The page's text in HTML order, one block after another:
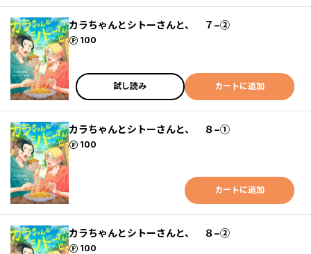
カラちゃんとシトーさんと、 ７−②
100
ポイント
試し読み カートに追加
カラちゃんとシトーさんと、 ８−①
100
ポイント
カートに追加
カラちゃんとシトーさんと、 ８−②
100
ポイント